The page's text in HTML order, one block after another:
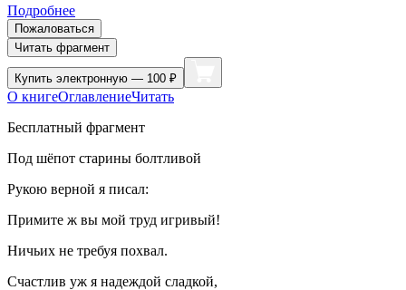
Подробнее
Пожаловаться
Читать фрагмент
Купить электронную — 100 ₽
О книгеОглавлениеЧитать
Бесплатный фрагмент
Под шёпот старины болтливой
Рукою верной я писал:
Примите ж вы мой труд игривый!
Ничьих не требуя похвал.
Счастлив уж я надеждой сладкой,